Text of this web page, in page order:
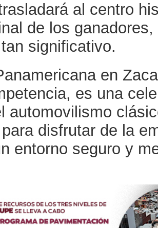
al centro
de los
significativo.
en
es una
automovilismo
disfrutar de la
entorno seguro y